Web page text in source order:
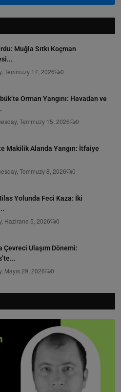
Muğla Sıtkı Koçman
Temmuzy 17, 2026 0
Orman Yangını: Havadan ve
Temmuzy 15, 2026 0
Makilik Alanda Yangın: İtfaiye
Temmuzy 8, 2026 0
Yolunda Feci Kaza: İki
Hazirane 5, 2026 0
Çevreci Ulaşım Dönemi:
Mayıs 29, 2026 0